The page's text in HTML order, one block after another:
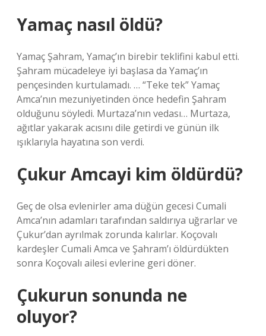
Yamaç nasıl öldü?
Yamaç Şahram, Yamaç’ın birebir teklifini kabul etti.
Şahram mücadeleye iyi başlasa da Yamaç’ın
pençesinden kurtulamadı. … “Teke ​​tek” Yamaç
Amca’nın mezuniyetinden önce hedefin Şahram
olduğunu söyledi. Murtaza’nın vedası… Murtaza,
ağıtlar yakarak acısını dile getirdi ve günün ilk
ışıklarıyla hayatına son verdi.
Çukur Amcayi kim öldürdü?
Geç de olsa evlenirler ama düğün gecesi Cumali
Amca’nın adamları tarafından saldırıya uğrarlar ve
Çukur’dan ayrılmak zorunda kalırlar. Koçovalı
kardeşler Cumali Amca ve Şahram’ı öldürdükten
sonra Koçovalı ailesi evlerine geri döner.
Çukurun sonunda ne
oluyor?